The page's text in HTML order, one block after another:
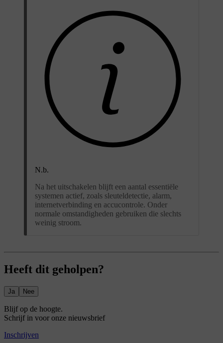
N.b.
Na het uitschakelen blijft een aantal essentiële
systemen actief, zoals sleuteldetectie, alarm,
internetverbinding en accucontrole. Onder
normale omstandigheden gebruiken die slechts
weinig stroom.
Heeft dit geholpen?
Ja Nee